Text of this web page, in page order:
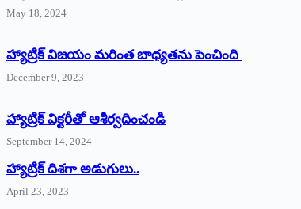
May 18, 2024
హ్యాట్రిక్ విజయం మరింత బాధ్యతను పెంచింది
December 9, 2023
హ్యాట్రిక్‌ ‌విక్టరీతో ఆశీర్వదించండి
September 14, 2024
‌హ్యాట్రిక్‌ ‌దిశగా అడుగులు..
April 23, 2023